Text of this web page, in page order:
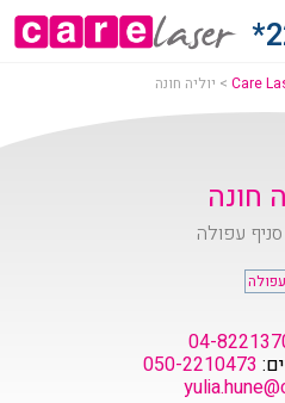
Care
> יוליה חונה
חונה
עפולה
עפולה
04-
050-2210473